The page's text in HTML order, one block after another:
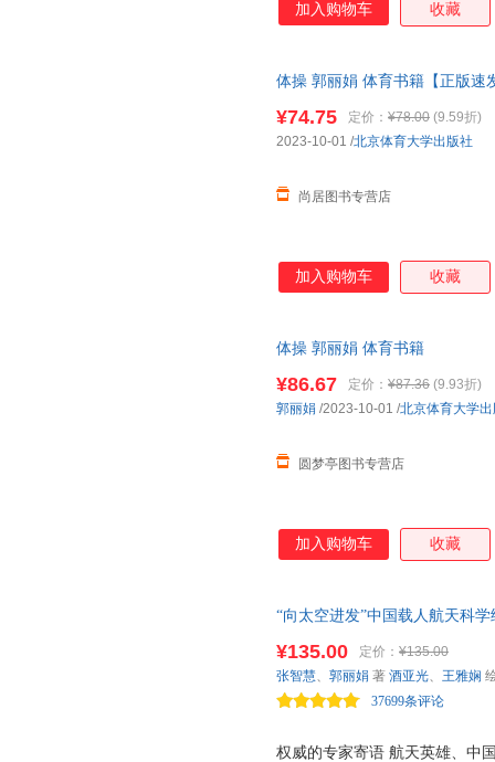
加入购物车 收藏
体操 郭丽娟 体育书籍【正版速
¥74.75 定价： ¥78.00 (9.59折)
尚居图书专营店
2023-10-01 /北京体育大学出版社
加入购物车 收藏
体操 郭丽娟 体育书籍
¥86.67 定价： ¥87.36 (9.93折)
圆梦亭图书专营店
郭丽娟 /2023-10-01 /北京体育大学
加入购物车 收藏
“向太空进发”中国载人航天科
练，了解神舟飞船升空历程，
利伟，中国工程院院士钟山、
位航天专家联袂寄语！）
权威的专家寄语 航天英雄、中
¥135.00 定价： ¥135.00
37699条评论
张智慧、 郭丽娟 著 酒亚光、 王雅娴